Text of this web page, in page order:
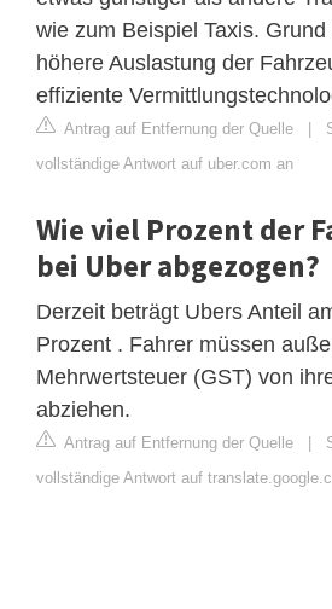
wie zum Beispiel Taxis.
höhere Auslastung der
effiziente
Antrag auf Entfernung der Quelle |
vollständige Antwort auf uber.com an
Wie viel Prozent der
bei Uber abgezogen?
Derzeit beträgt Ubers Anteil
Prozent . Fahrer müssen
Mehrwertsteuer (GST) von
abziehen.
Antrag auf Entfernung der Quelle |
vollständige Antwort auf